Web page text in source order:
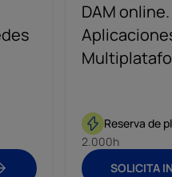
DAM
Reserva de
2.000h
SOLICITA